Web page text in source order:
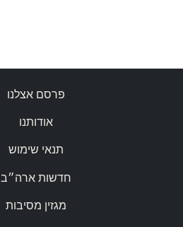
פרסם אצלנו
אודותנו
תנאי שימוש
חדשות ארה״ב
מגזין מסיבות